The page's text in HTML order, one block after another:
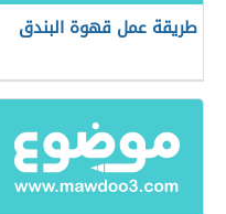
طريقة عمل قهوة البندق